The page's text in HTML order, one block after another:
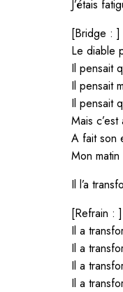
J’étais
[Bridge : ]
Le diable
Il pensait
Il pensait
Il pensait
Mais
A fait son
Mon
Il l’a
[Refrain : ]
Il a
Il a
Il a
Il a